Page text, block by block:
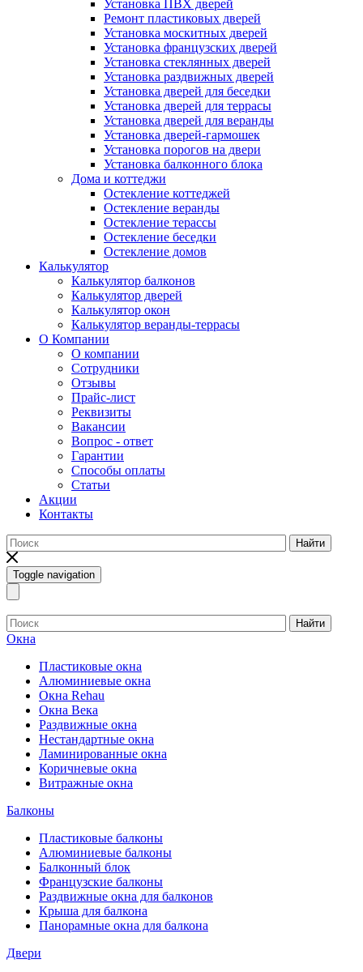
Установка ПВХ дверей
Ремонт пластиковых дверей
Установка москитных дверей
Установка французских дверей
Установка стеклянных дверей
Установка раздвижных дверей
Установка дверей для беседки
Установка дверей для террасы
Установка дверей для веранды
Установка дверей-гармошек
Установка порогов на двери
Установка балконного блока
Дома и коттеджи
Остекление коттеджей
Остекление веранды
Остекление терассы
Остекление беседки
Остекление домов
Калькулятор
Калькулятор балконов
Калькулятор дверей
Калькулятор окон
Калькулятор веранды-террасы
О Компании
О компании
Сотрудники
Отзывы
Прайс-лист
Реквизиты
Вакансии
Вопрос - ответ
Гарантии
Способы оплаты
Статьи
Акции
Контакты
Найти
Toggle navigation
Найти
Окна
Пластиковые окна
Алюминиевые окна
Окна Rehau
Окна Века
Раздвижные окна
Нестандартные окна
Ламинированные окна
Коричневые окна
Витражные окна
Балконы
Пластиковые балконы
Алюминиевые балконы
Балконный блок
Французские балконы
Раздвижные окна для балконов
Крыша для балкона
Панорамные окна для балкона
Двери